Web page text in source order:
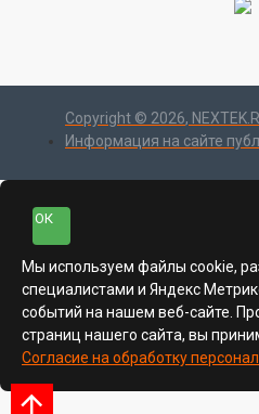
Copyright © 2026,
Информация на сайте
ОК
Мы используем файлы cookie,
специалистами и Яндекс
событий на нашем веб-сайте.
страниц нашего сайта, вы
Согласие на обработку